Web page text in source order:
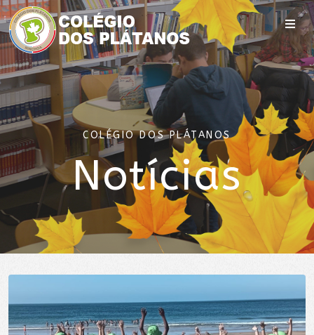
COLÉGIO DOS PLÁTANOS
Notícias